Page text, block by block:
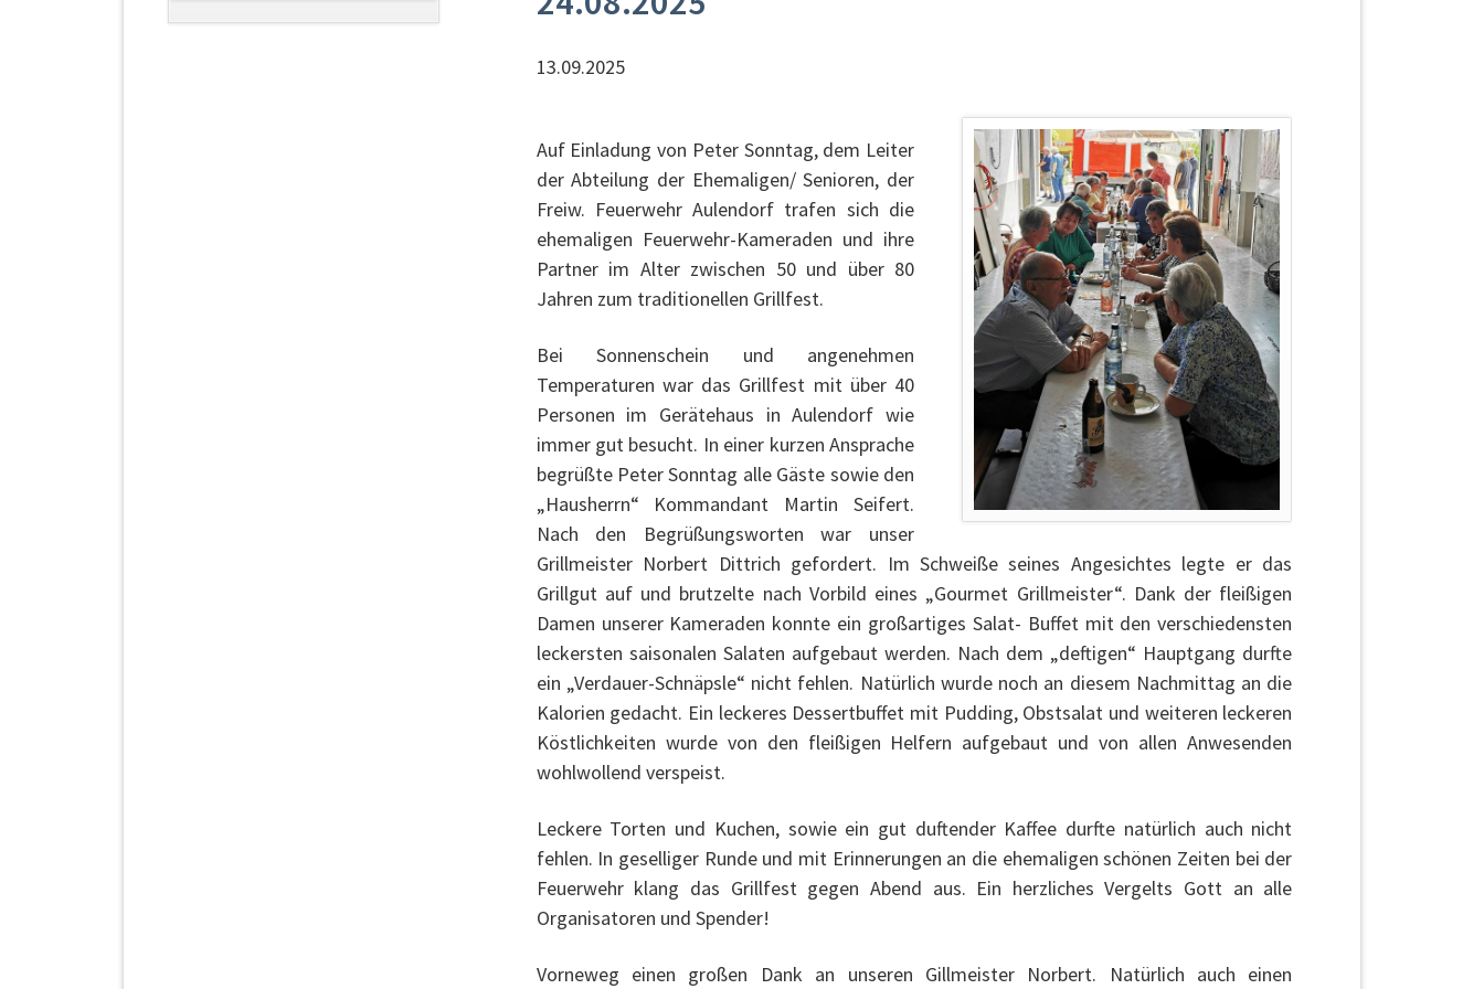
13.09.2025
Auf Einladung von Peter Sonntag, dem Leiter
der Abteilung der Ehemaligen/ Senioren, der
Freiw. Feuerwehr Aulendorf trafen sich die
ehemaligen Feuerwehr-Kameraden und ihre
Partner im Alter zwischen 50 und über 80
Jahren zum traditionellen Grillfest.
Bei Sonnenschein und angenehmen
Temperaturen war das Grillfest mit über 40
Personen im Gerätehaus in Aulendorf wie
immer gut besucht. In einer kurzen Ansprache
begrüßte Peter Sonntag alle Gäste sowie den
„Hausherrn“ Kommandant Martin Seifert.
Nach den Begrüßungsworten war unser
Grillmeister Norbert Dittrich gefordert. Im Schweiße seines Angesichtes legte er das
Grillgut auf und brutzelte nach Vorbild eines „Gourmet Grillmeister“. Dank der fleißigen
Damen unserer Kameraden konnte ein großartiges Salat- Buffet mit den verschiedensten
leckersten saisonalen Salaten aufgebaut werden. Nach dem „deftigen“ Hauptgang durfte
ein „Verdauer-Schnäpsle“ nicht fehlen. Natürlich wurde noch an diesem Nachmittag an die
Kalorien gedacht. Ein leckeres Dessertbuffet mit Pudding, Obstsalat und weiteren leckeren
Köstlichkeiten wurde von den fleißigen Helfern aufgebaut und von allen Anwesenden
wohlwollend verspeist.
Leckere Torten und Kuchen, sowie ein gut duftender Kaffee durfte natürlich auch nicht
fehlen. In geselliger Runde und mit Erinnerungen an die ehemaligen schönen Zeiten bei der
Feuerwehr klang das Grillfest gegen Abend aus. Ein herzliches Vergelts Gott an alle
Organisatoren und Spender!
Vorneweg einen großen Dank an unseren Gillmeister Norbert. Natürlich auch einen